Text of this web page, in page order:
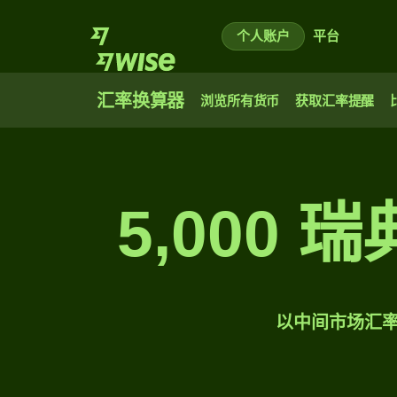
个人账户 平台
汇率换算器 浏览所有货币 获取汇率提醒
5,000 瑞
以中间市场汇